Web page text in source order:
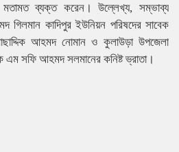
মতামত ব্যক্ত করেন। উল্লেখ্য, সম্ভাব্য
গিলমান কাদিপুর ইউনিয়ন পরিষদের সাবেক
আহমদ নোমান ও কুলাউড়া উপজেলা
এম সফি আহমদ সলমানের কনিষ্ট ভ্রাতা।